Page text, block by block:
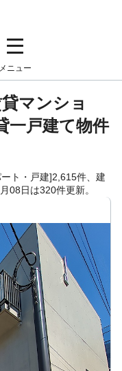
メニュー
マンショ
一戸建て物件
ト・戸建]2,615件、建
08日は320件更新。